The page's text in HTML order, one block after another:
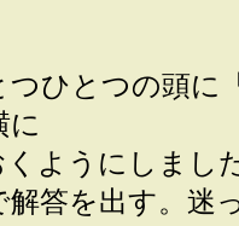
ひとつの頭に
に
ようにしまし
答を出す。迷